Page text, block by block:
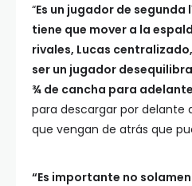
“Es un jugador de
tiene que mover a la
rivales, Lucas
ser un jugador
¾ de cancha para adelante
para descargar por delante
que vengan de atrás que
“Es importante no